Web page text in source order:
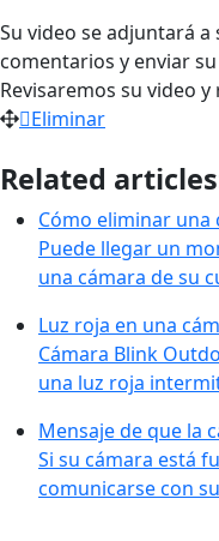
Su video se adjuntará
comentarios y enviar
Revisaremos su video
Eliminar
Related
Cómo eliminar una
Puede llegar un
una cámara de su
Luz roja en una
Cámara Blink
una luz roja
Mensaje de que la
Si su cámara está
comunicarse con